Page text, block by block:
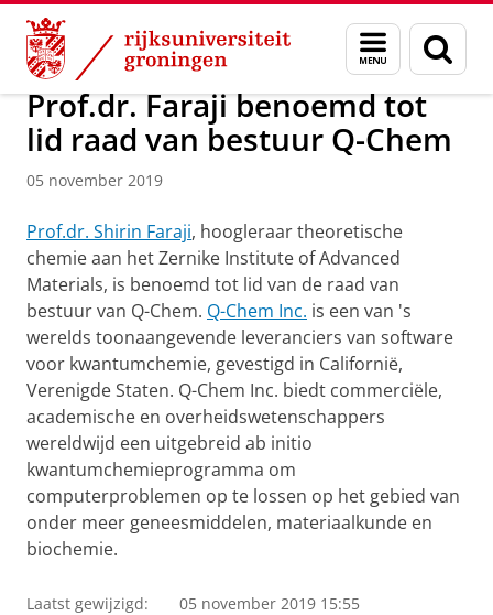
Skip
Content
Skip
Navigation
Menu
en
zoeken
Over ons Faculty of Science and Engineering Nieuws
Prof.dr. Faraji benoemd tot
lid raad van bestuur Q-Chem
05 november 2019
Prof.dr. Shirin Faraji, hoogleraar theoretische
chemie aan het Zernike Institute of Advanced
Materials, is benoemd tot lid van de raad van
bestuur van Q-Chem. Q-Chem Inc. is een van 's
werelds toonaangevende leveranciers van software
voor kwantumchemie, gevestigd in Californië,
Verenigde Staten. Q-Chem Inc. biedt commerciële,
academische en overheidswetenschappers
wereldwijd een uitgebreid ab initio
kwantumchemieprogramma om
computerproblemen op te lossen op het gebied van
onder meer geneesmiddelen, materiaalkunde en
biochemie.
Laatst gewijzigd: 05 november 2019 15:55